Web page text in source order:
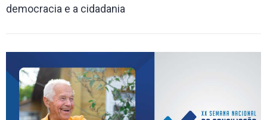
democracia e a cidadania